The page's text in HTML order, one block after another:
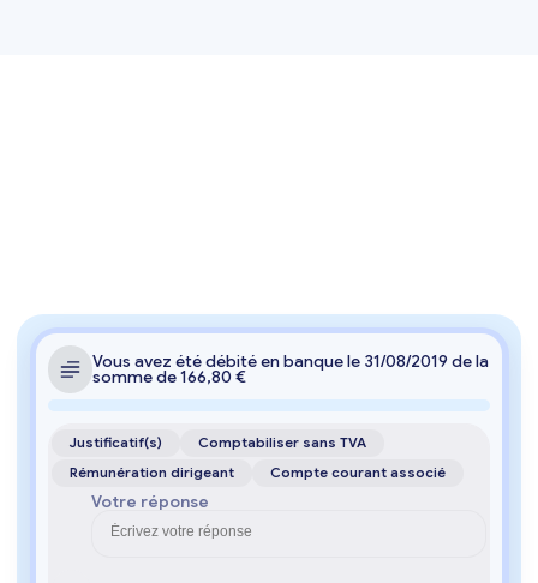
Vous avez été débité en banque le 31/08/2019 de la
somme de 166,80 €
Justificatif(s)
Comptabiliser sans TVA
Rémunération dirigeant
Compte courant associé
Votre réponse